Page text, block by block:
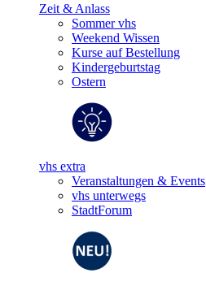
Zeit & Anlass
Sommer vhs
Weekend Wissen
Kurse auf Bestellung
Kindergeburtstag
Ostern
vhs extra
Veranstaltungen & Events
vhs unterwegs
StadtForum